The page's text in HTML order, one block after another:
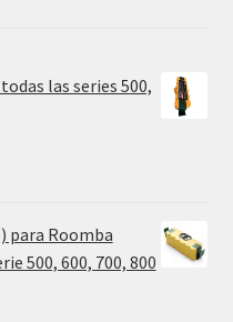
las series 500,
para Roomba
500, 600, 700, 800